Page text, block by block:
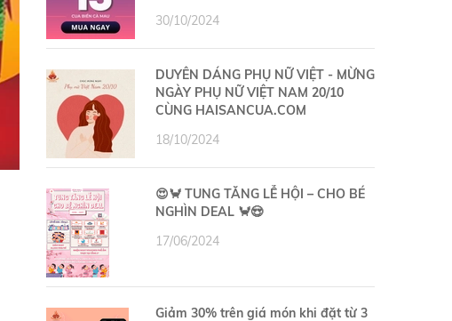
30/10/2024
DUYÊN DÁNG PHỤ NỮ VIỆT - MỪNG
NGÀY PHỤ NỮ VIỆT NAM 20/10
CÙNG HAISANCUA.COM
18/10/2024
😍🦀 TUNG TĂNG LỄ HỘI – CHO BÉ
NGHÌN DEAL 🦀😍
17/06/2024
Giảm 30% trên giá món khi đặt từ 3